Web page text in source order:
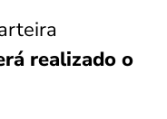
realizado o